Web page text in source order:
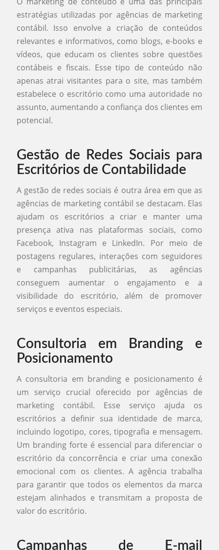
estratégias utilizadas por agências de marketing
contábil. Isso envolve a criação de conteúdos
relevantes e informativos, como blogs, e-books e
vídeos, que educam os clientes sobre questões
contábeis e fiscais. Esse tipo de conteúdo não
apenas atrai visitantes para o site, mas também
estabelece o escritório como uma autoridade no
assunto, aumentando a confiança dos clientes em
potencial.
Gestão de Redes Sociais para
Escritórios de Contabilidade
A gestão de redes sociais é outra área em que as
agências de marketing contábil se destacam. Elas
ajudam os escritórios a criar e manter uma
presença ativa nas plataformas sociais, como
Facebook, Instagram e LinkedIn. Por meio de
postagens regulares, interações com seguidores
e campanhas publicitárias, as agências
conseguem aumentar o engajamento e a
visibilidade do escritório, além de promover
serviços e eventos especiais.
Consultoria em Branding e
Posicionamento
A consultoria em branding e posicionamento é
um serviço crucial oferecido por agências de
marketing contábil. Esse serviço ajuda os
escritórios a definir sua identidade de marca,
incluindo logotipo, cores, tipografia e mensagem.
Um branding forte é essencial para diferenciar o
escritório da concorrência e criar uma conexão
emocional com os clientes. A agência trabalha
para garantir que todos os elementos da marca
estejam alinhados e transmitam a proposta de
valor do escritório.
Campanhas de E-mail